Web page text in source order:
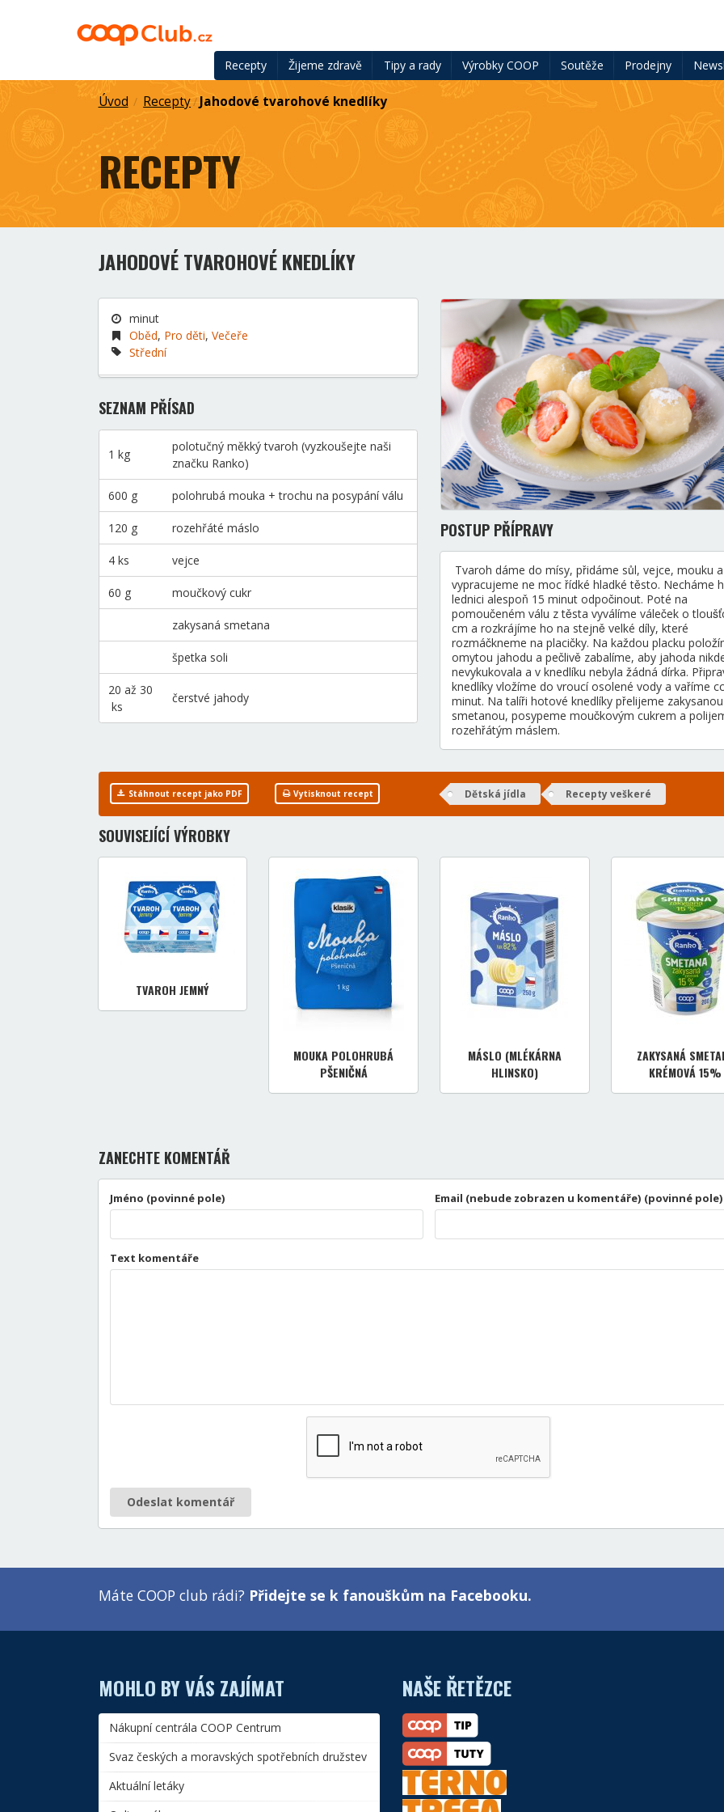
Recepty Žijeme zdravě Tipy a rady Výrobky COOP Soutěže Prodejny
Úvod / Recepty/Jahodové tvarohové knedlíky
RECEPTY
JAHODOVÉ TVAROHOVÉ KNEDLÍKY
minut
Oběd, Pro děti,Večeře
Střední
SEZNAM PŘÍSAD
1 kg
polotučný měkký tvaroh (vyzkoušejte naši
značku Ranko)
600 g polohrubá mouka + trochu na posypání válu
120 g rozehřáté máslo
4 ks vejce
60 g moučkový cukr
zakysaná smetana
špetka soli
20 až 30
ks
čerstvé jahody
POSTUP PŘÍPRAVY
Tvaroh dáme do mísy, přidáme sůl, vejce, mouku a
vypracujeme ne moc řídké hladké těsto. Necháme
lednici alespoň 15 minut odpočinout. Poté na
pomoučeném válu z těsta vyválíme váleček o
cm a rozkrájíme ho na stejně velké díly, které
rozmáčkneme na placičky. Na každou placku
omytou jahodu a pečlivě zabalíme, aby jahoda
nevykukovala a v knedlíku nebyla žádná dírka.
knedlíky vložíme do vroucí osolené vody a vaříme
minut. Na talíři hotové knedlíky přelijeme zakysanou
smetanou, posypeme moučkovým cukrem a
rozehřátým máslem.
Stáhnout recept jako PDF Vytisknout recept Dětská jídla Recepty veškeré
SOUVISEJÍCÍ VÝROBKY
TVAROH JEMNÝ
MOUKA POLOHRUBÁ
PŠENIČNÁ
MÁSLO (MLÉKÁRNA
HLINSKO)
ZAKYSANÁ
KRÉMOVÁ 15%
ZANECHTE KOMENTÁŘ
Jméno (povinné pole) Email (nebude zobrazen u komentáře) (povinné pole)
Text komentáře
Odeslat komentář
Máte COOP club rádi? Přidejte se k fanouškům na Facebooku.
MOHLO BY VÁS ZAJÍMAT
Nákupní centrála COOP Centrum
Svaz českých a moravských spotřebních družstev
Aktuální letáky
NAŠE ŘETĚZCE